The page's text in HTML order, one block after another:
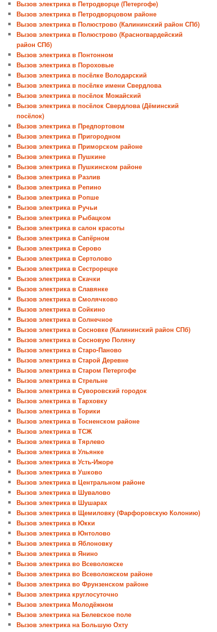
Вызов электрика в Петродворце (Петергофе)
Вызов электрика в Петродворцовом районе
Вызов электрика в Полюстрово (Калининский район СПб)
Вызов электрика в Полюстрово (Красногвардейский
район СПб)
Вызов электрика в Понтонном
Вызов электрика в Пороховые
Вызов электрика в посёлке Володарский
Вызов электрика в посёлке имени Свердлова
Вызов электрика в посёлок Можайский
Вызов электрика в посёлок Свердлова (Дёминский
посёлок)
Вызов электрика в Предпортовом
Вызов электрика в Пригородном
Вызов электрика в Приморском районе
Вызов электрика в Пушкине
Вызов электрика в Пушкинском районе
Вызов электрика в Разлив
Вызов электрика в Репино
Вызов электрика в Ропше
Вызов электрика в Ручьи
Вызов электрика в Рыбацком
Вызов электрика в салон красоты
Вызов электрика в Сапёрном
Вызов электрика в Серово
Вызов электрика в Сертолово
Вызов электрика в Сестрорецке
Вызов электрика в Скачки
Вызов электрика в Славянке
Вызов электрика в Смолячково
Вызов электрика в Сойкино
Вызов электрика в Солнечное
Вызов электрика в Сосновке (Калининский район СПб)
Вызов электрика в Сосновую Поляну
Вызов электрика в Старо-Паново
Вызов электрика в Старой Деревне
Вызов электрика в Старом Петергофе
Вызов электрика в Стрельне
Вызов электрика в Суворовский городок
Вызов электрика в Тарховку
Вызов электрика в Торики
Вызов электрика в Тосненском районе
Вызов электрика в ТСЖ
Вызов электрика в Тярлево
Вызов электрика в Ульянке
Вызов электрика в Усть-Ижоре
Вызов электрика в Ушково
Вызов электрика в Центральном районе
Вызов электрика в Шувалово
Вызов электрика в Шушарах
Вызов электрика в Щемиловку (Фарфоровскую Колонию)
Вызов электрика в Юкки
Вызов электрика в Юнтолово
Вызов электрика в Яблоновку
Вызов электрика в Янино
Вызов электрика во Всеволожске
Вызов электрика во Всеволожском районе
Вызов электрика во Фрунзенском районе
Вызов электрика круглосуточно
Вызов электрика Молодёжном
Вызов электрика на Белевское поле
Вызов электрика на Большую Охту